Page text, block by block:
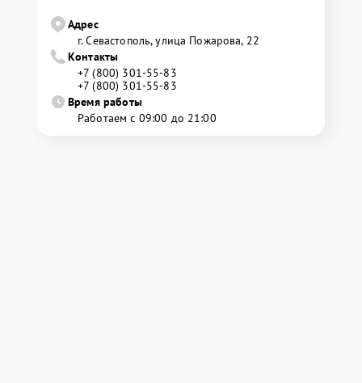
Адрес
г. Севастополь, улица Пожарова, 22
Контакты
+7 (800) 301-55-83
+7 (800) 301-55-83
Время работы
Работаем с 09:00 до 21:00